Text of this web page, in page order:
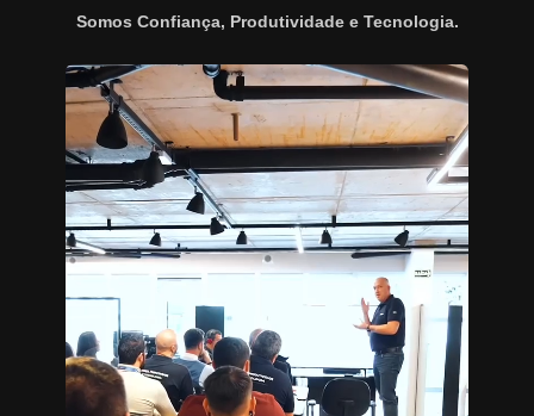
Somos Confiança, Produtividade e Tecnologia.